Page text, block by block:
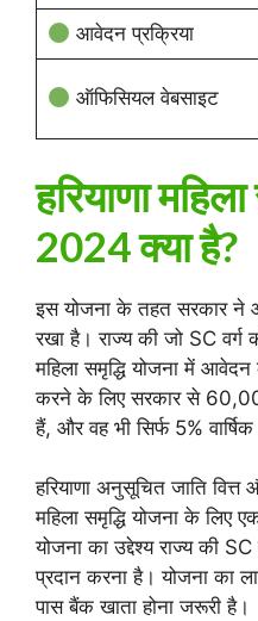
आवेदन प्रक्रिया
ऑफिसियल वेबसाइट
हरियाणा
2024 क्या है?
इस योजना के तहत सरकार ने
रखा है। राज्य की जो SC वर्ग
महिला समृद्धि योजना में
करने के लिए सरकार से
हैं, और वह भी सिर्फ 5%
हरियाणा अनुसूचित जाति
महिला समृद्धि योजना के लिए
योजना का उद्देश्य राज्य की
प्रदान करना है। योजना का
पास बैंक खाता होना जरूरी है।